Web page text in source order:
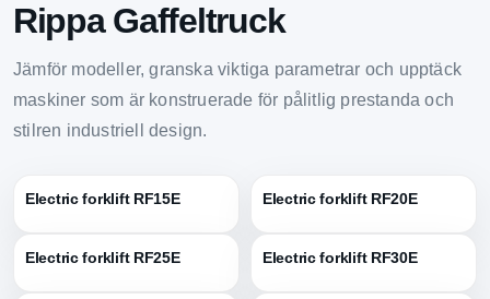
Rippa Gaffeltruck
Jämför modeller, granska viktiga parametrar och upptäck
maskiner som är konstruerade för pålitlig prestanda och
stilren industriell design.
Electric forklift RF15E Electric forklift RF20E
Electric forklift RF25E Electric forklift RF30E